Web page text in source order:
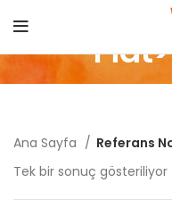
Ana Sayfa Referans
Tek bir sonuç gösteriliyor